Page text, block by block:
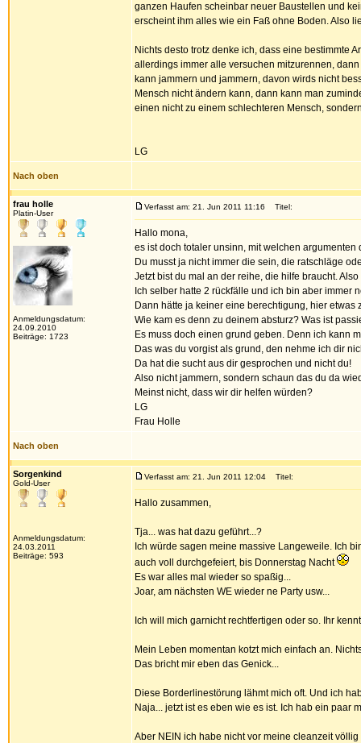
ganzen Haufen scheinbar neuer Baustellen und
erscheint ihm alles wie ein Faß ohne Boden. Also
Nichts desto trotz denke ich, dass eine bestimmte
allerdings immer alle versuchen mitzurennen,
kann jammern und jammern, davon wirds nicht
Mensch nicht ändern kann, dann kann man
einen nicht zu einem schlechteren Mensch,
LG
Nach oben
frau holle
Platin-User
Anmeldungsdatum:
24.09.2010
Beiträge: 1723
Verfasst am: 21. Jun 2011 11:16 Titel:
Hallo mona,
es ist doch totaler unsinn, mit welchen
Du musst ja nicht immer die sein, die ratschläge
Jetzt bist du mal an der reihe, die hilfe braucht.
Ich selber hatte 2 rückfälle und ich bin aber immer
Dann hätte ja keiner eine berechtigung, hier etwas
Wie kam es denn zu deinem absturz? Was ist
Es muss doch einen grund geben. Denn ich kann
Das was du vorgist als grund, den nehme ich dir
Da hat die sucht aus dir gesprochen und nicht du!
Also nicht jammern, sondern schaun das du da
Meinst nicht, dass wir dir helfen würden?
LG
Frau Holle
Nach oben
Sorgenkind
Gold-User
Anmeldungsdatum:
24.03.2011
Beiträge: 593
Verfasst am: 21. Jun 2011 12:04 Titel:
Hallo zusammen,
Tja... was hat dazu geführt...?
Ich würde sagen meine massive Langeweile. Ich
auch voll durchgefeiert, bis Donnerstag Nacht
Es war alles mal wieder so spaßig...
Joar, am nächsten WE wieder ne Party usw...
Ich will mich garnicht rechtfertigen oder so. Ihr
Mein Leben momentan kotzt mich einfach an.
Das bricht mir eben das Genick...
Diese Borderlinestörung lähmt mich oft. Und ich
Naja... jetzt ist es eben wie es ist. Ich hab ein paar
Aber NEIN ich habe nicht vor meine cleanzeit